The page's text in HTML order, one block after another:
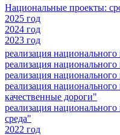
Национальные проекты:
2025 год
2024 год
2023 год
реализация
реализация
реализация
реализация
качественные дороги"
реализация
среда"
2022 год